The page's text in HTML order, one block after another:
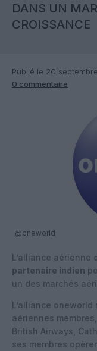
DANS UN
CROISSANCE
Publié le 20
0 commentaire
@oneworld
L’alliance aérienne
partenaire indien
un des marchés
L’alliance
aériennes
British Airways,
ses membres